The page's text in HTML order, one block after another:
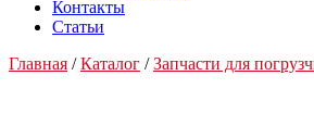
Контакты
Статьи
Главная /Каталог /Запчасти для